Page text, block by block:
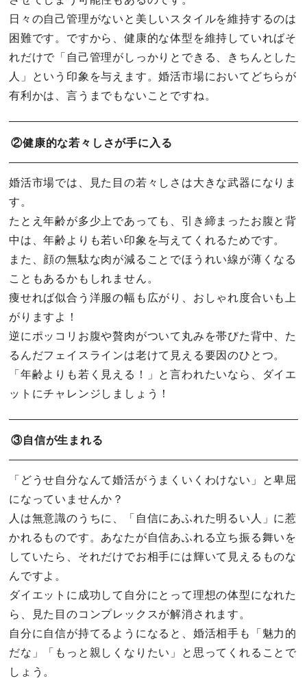
日々の自己管理がないと美しいスタイルを維持するのは
困難です。ですから、健康的な体型を維持していればそ
れだけで「自己管理がしっかりとできる、きちんとした
人」という印象を与えます。婚活市場においてどちらが
有利かは、言うまでもないことですね。
②健康的な若々しさが手に入る
婚活市場では、見た目の若々しさは大きな武器になりま
す。
たとえ年齢が多少上であっても、引き締まったお腹と背
中は、年齢よりも若い印象を与えてくれるためです。
また、顔の無駄な肉が減ることでほうれい線が薄くなる
こともあるかもしれません。
痩せれば似合う洋服の幅も広がり、おしゃれ度合いも上
がりますよ！
逆にポッコリお腹や贅肉がついて丸みを帯びた背中、た
るんだフェイスラインは老けて見える要因のひとつ。
「年齢よりも若く見える！」と言われたいなら、ダイエ
ットにチャレンジしましょう！
③自信が生まれる
「どうせ自分なんて婚活がうまくいくわけない」と卑屈
になっていませんか？
人は無意識のうちに、「自信にあふれた明るい人」に惹
かれるものです。あなたが自信あふれる立ち振る舞いを
していたら、それだけでお相手には輝いて見えるものな
んですよ。
ダイエットに成功して自分にとって理想の体型になれた
ら、見た目のコンプレックスが解消されます。
自分に自信が持てるようになると、婚活相手も「魅力的
だな」「もっと親しくなりたい」と思ってくれることで
しょう。